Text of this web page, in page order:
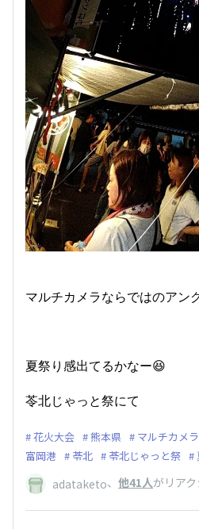
マルチカメラならではのアン
夏祭り感出てるかなー😆
苓北じゃっと祭にて
花火大会 熊本県 マルチカメラ
富岡港
苓北 苓北じゃっと祭
adataketo、 他41人がリア